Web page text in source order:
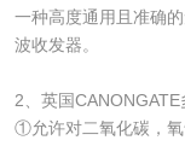
一种高度通用且准确
波收发器。
2、英国
①允许对二氧化碳，